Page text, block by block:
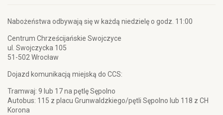
Nabożeństwa odbywają się w każdą niedzielę o godz. 11:00
Centrum Chrześcijańskie Swojczyce
ul. Swojczycka 105
51-502 Wrocław
Dojazd komunikacją miejską do CCS:
Tramwaj: 9 lub 17 na pętlę Sępolno
Autobus: 115 z placu Grunwaldzkiego/pętli Sępolno lub 118 z CH
Korona